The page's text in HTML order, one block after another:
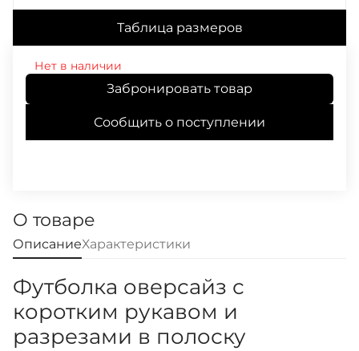
Таблица размеров
Нет в наличии
Забронировать товар
Сообщить о поступлении
О товаре
ОписаниеХарактеристики
Футболка оверсайз с
коротким рукавом и
разрезами в полоску